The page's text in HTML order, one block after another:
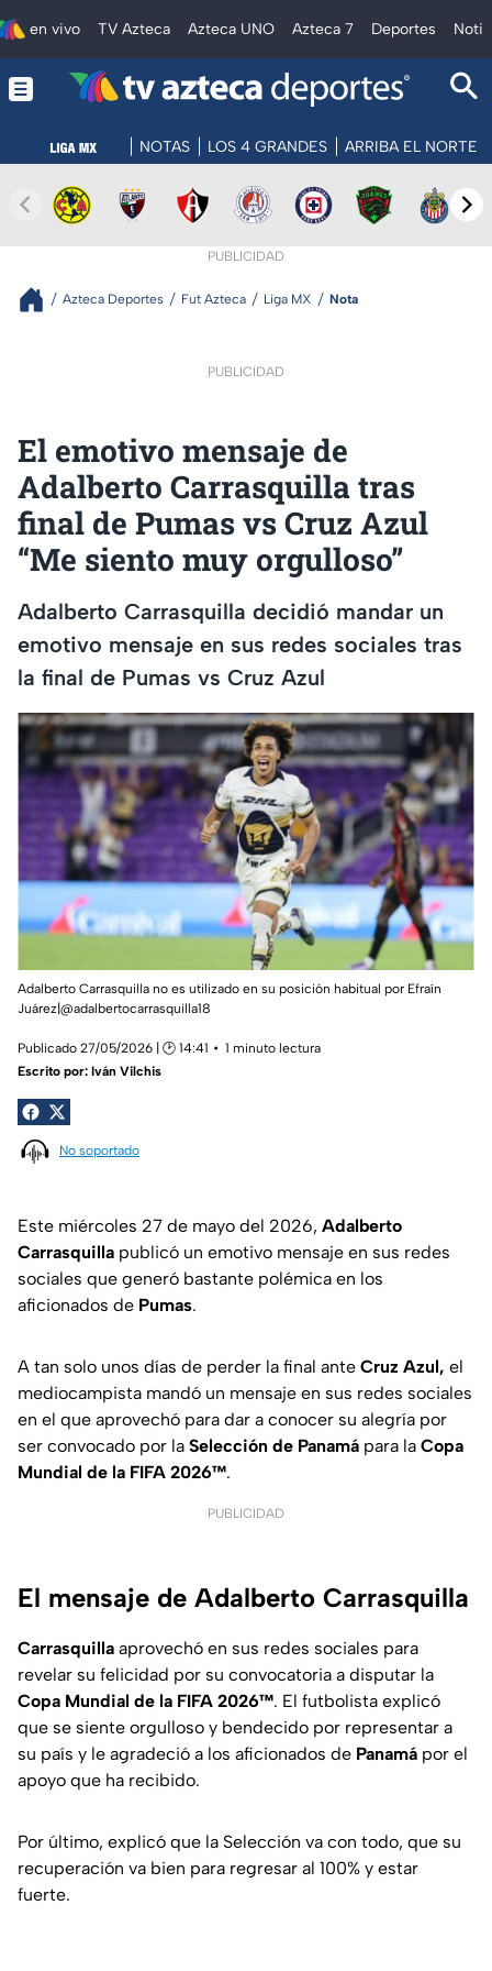
en vivo TV Azteca Azteca UNO Azteca 7 Deportes
NOTAS LOS 4 GRANDES ARRIBA EL NORTE
PUBLICIDAD
Azteca Deportes Fut Azteca Liga MX Nota
PUBLICIDAD
El emotivo mensaje de
Adalberto Carrasquilla tras
final de Pumas vs Cruz Azul
“Me siento muy orgulloso”
Adalberto Carrasquilla decidió mandar un
emotivo mensaje en sus redes sociales tras
la final de Pumas vs Cruz Azul
Adalberto Carrasquilla no es utilizado en su posición habitual por Efraín
Juárez|@adalbertocarrasquilla18
Publicado 27/05/2026 | 🕑 14:41
1 minuto lectura
Escrito por: Iván Vilchis
No soportado
Este miércoles 27 de mayo del 2026, Adalberto
Carrasquilla publicó un emotivo mensaje en sus redes
sociales que generó bastante polémica en los
aficionados de Pumas.
A tan solo unos días de perder la final ante Cruz Azul, el
mediocampista mandó un mensaje en sus redes sociales
en el que aprovechó para dar a conocer su alegría por
ser convocado por la Selección de Panamá para la Copa
Mundial de la FIFA 2026™.
PUBLICIDAD
El mensaje de Adalberto Carrasquilla
Carrasquilla aprovechó en sus redes sociales para
revelar su felicidad por su convocatoria a disputar la
Copa Mundial de la FIFA 2026™. El futbolista explicó
que se siente orgulloso y bendecido por representar a
su país y le agradeció a los aficionados de Panamá por el
apoyo que ha recibido.
Por último, explicó que la Selección va con todo, que su
recuperación va bien para regresar al 100% y estar
fuerte.